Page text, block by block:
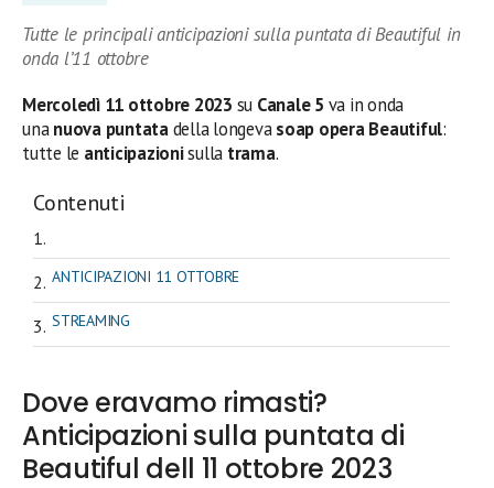
Tutte le principali anticipazioni sulla puntata di Beautiful in
onda l’11 ottobre
Mercoledì 11 ottobre 2023 su Canale 5 va in onda
unanuova puntatadella longevasoap opera Beautiful:
tutte le anticipazionisulla trama.
Contenuti
ANTICIPAZIONI 11 OTTOBRE
STREAMING
Dove eravamo rimasti?
Anticipazioni sulla puntata di
Beautiful dell 11 ottobre 2023